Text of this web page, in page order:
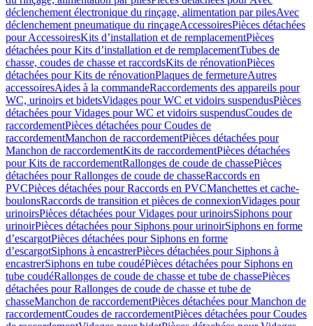
déclenchement électronique du rinçage, alimentation par pilesAvec
déclenchement pneumatique du rinçageAccessoiresPièces détachées
pour AccessoiresKits d’installation et de remplacementPièces
détachées pour Kits d’installation et de remplacementTubes de
chasse, coudes de chasse et raccordsKits de rénovationPièces
détachées pour Kits de rénovationPlaques de fermetureAutres
accessoiresAides à la commandeRaccordements des appareils pour
WC, urinoirs et bidetsVidages pour WC et vidoirs suspendusPièces
détachées pour Vidages pour WC et vidoirs suspendusCoudes de
raccordementPièces détachées pour Coudes de
raccordementManchon de raccordementPièces détachées pour
Manchon de raccordementKits de raccordementPièces détachées
pour Kits de raccordementRallonges de coude de chassePièces
détachées pour Rallonges de coude de chasseRaccords en
PVCPièces détachées pour Raccords en PVCManchettes et cache-
boulonsRaccords de transition et pièces de connexionVidages pour
urinoirsPièces détachées pour Vidages pour urinoirsSiphons pour
urinoirPièces détachées pour Siphons pour urinoirSiphons en forme
d’escargotPièces détachées pour Siphons en forme
d’escargotSiphons à encastrerPièces détachées pour Siphons à
encastrerSiphons en tube coudéPièces détachées pour Siphons en
tube coudéRallonges de coude de chasse et tube de chassePièces
détachées pour Rallonges de coude de chasse et tube de
chasseManchon de raccordementPièces détachées pour Manchon de
raccordementCoudes de raccordementPièces détachées pour Coudes